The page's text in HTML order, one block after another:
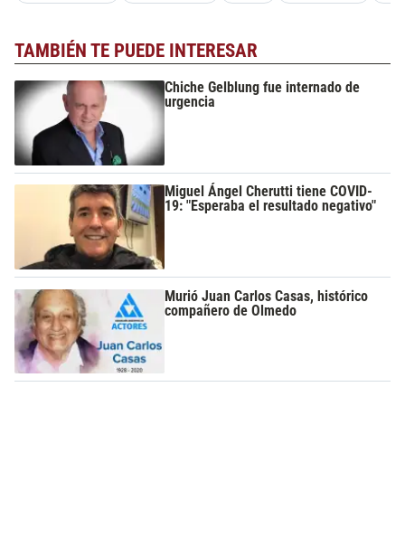
TAMBIÉN TE PUEDE INTERESAR
Chiche Gelblung fue internado de
urgencia
Miguel Ángel Cherutti tiene COVID-
19: "Esperaba el resultado negativo"
Murió Juan Carlos Casas, histórico
compañero de Olmedo